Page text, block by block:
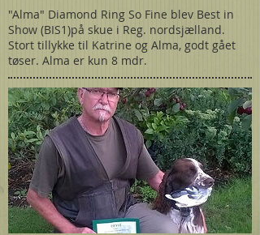
"Alma" Diamond Ring So Fine blev Best in
Show (BIS1)på skue i Reg. nordsjælland.
Stort tillykke til Katrine og Alma, godt gået
tøser. Alma er kun 8 mdr.